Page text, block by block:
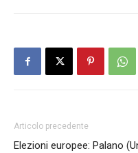
Articolo precedente
Elezioni europee: Palano